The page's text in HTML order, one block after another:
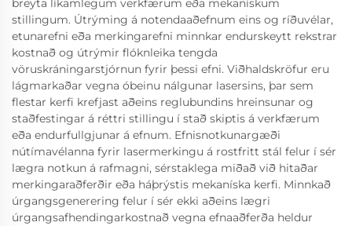
breyta líkamlegum verkfærum eða mekanískum
stillingum. Útrýming á notendaaðefnum eins og ríðuvélar,
etunarefni eða merkingarefni minnkar endurskeytt rekstrar
kostnað og útrýmir flóknleika tengda
vöruskráningarstjórnun fyrir þessi efni. Viðhaldskröfur eru
lágmarkaðar vegna óbeinu nálgunar lasersins, þar sem
flestar kerfi krefjast aðeins reglubundins hreinsunar og
staðfestingar á réttri stillingu í stað skiptis á verkfærum
eða endurfullgjunar á efnum. Efnisnotkunargæði
nútímavélanna fyrir lasermerkingu á rostfritt stál felur í sér
lægra notkun á rafmagni, sérstaklega miðað við hitaðar
merkingaraðferðir eða háþrýstis mekaníska kerfi. Minnkað
úrgangsgenerering felur í sér ekki aðeins lægri
úrgangsafhendingarkostnað vegna efnaaðferða heldur